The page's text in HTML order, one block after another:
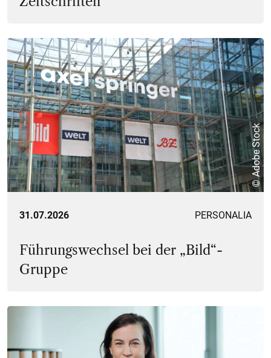
© Adobe Stock
31.07.2026 PERSONALIA
Führungswechsel bei der „Bild“-
Gruppe